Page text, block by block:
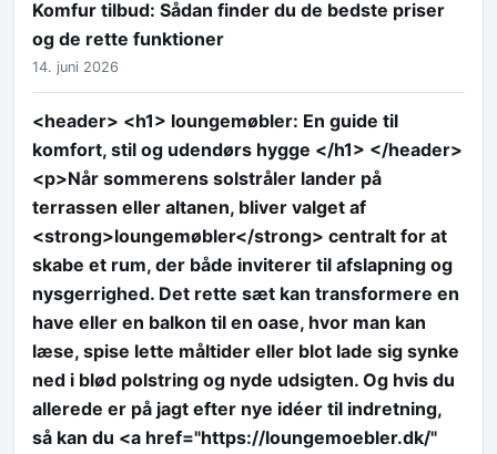
Komfur tilbud: Sådan finder du de bedste priser
og de rette funktioner
14. juni 2026
<header> <h1> loungemøbler: En guide til
komfort, stil og udendørs hygge </h1> </header>
<p>Når sommerens solstråler lander på
terrassen eller altanen, bliver valget af
<strong>loungemøbler</strong> centralt for at
skabe et rum, der både inviterer til afslapning og
nysgerrighed. Det rette sæt kan transformere en
have eller en balkon til en oase, hvor man kan
læse, spise lette måltider eller blot lade sig synke
ned i blød polstring og nyde udsigten. Og hvis du
allerede er på jagt efter nye idéer til indretning,
så kan du <a href="https://loungemoebler.dk/"